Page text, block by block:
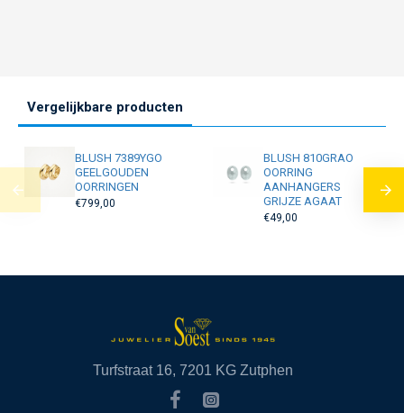
Vergelijkbare producten
BLUSH 7389YGO
GEELGOUDEN
OORRINGEN
€799,00
BLUSH 810GRAO
OORRING
AANHANGERS
GRIJZE AGAAT
€49,00
Turfstraat 16, 7201 KG Zutphen